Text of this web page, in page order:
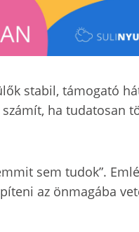
stabil, támogató
ha tudatosan
sem tudok”.
az önmagába